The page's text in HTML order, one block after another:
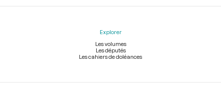
Explorer
Les volumes
Les députés
Les cahiers de doléances